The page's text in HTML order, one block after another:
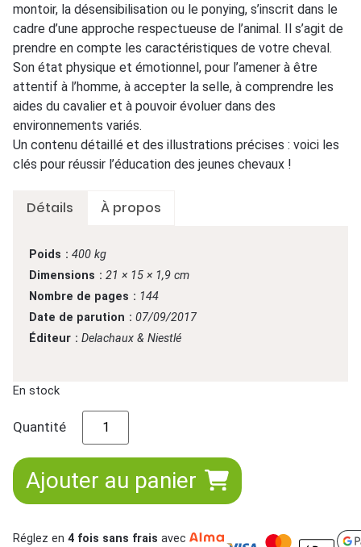
montoir, la désensibilisation ou le ponying, s’inscrit dans le
cadre d’une approche respectueuse de l’animal. Il s’agit de
prendre en compte les caractéristiques de votre cheval.
Son état physique et émotionnel, pour l’amener à être
attentif à l’homme, à accepter la selle, à comprendre les
aides du cavalier et à pouvoir évoluer dans des
environnements variés.
Un contenu détaillé et des illustrations précises : voici les
clés pour réussir l’éducation des jeunes chevaux !
Détails À propos
Poids
400 kg
Dimensions
21 × 15 × 1,9 cm
Nombre de pages
144
Date de parution
07/09/2017
Éditeur
Delachaux & Niestlé
En stock
Quantité
Ajouter au panier
Réglez en 4 fois sans frais avec